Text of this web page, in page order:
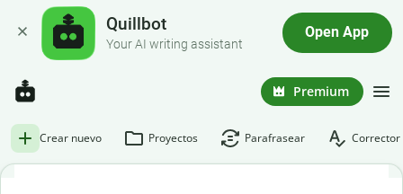
Quillbot
Your AI writing assistant
Open App
Premium
Crear nuevo Proyectos Parafrasear